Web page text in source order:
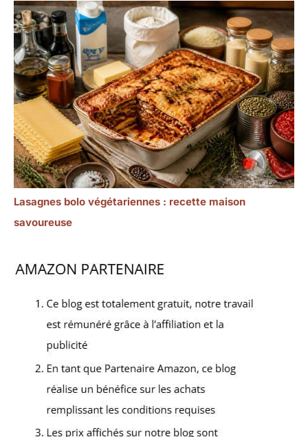
Lasagnes bolo végétariennes : recette maison
savoureuse